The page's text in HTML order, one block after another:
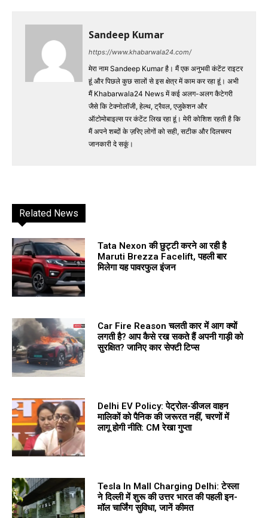
Sandeep Kumar
https://www.khabarwala24.com/
मेरा नाम Sandeep Kumar है। मैं एक अनुभवी कंटेंट राइटर
हूं और पिछले कुछ सालों से इस क्षेत्र में काम कर रहा हूं। अभी
मैं Khabarwala24 News में कई अलग-अलग कैटेगरी
जैसे कि टेक्नोलॉजी, हेल्थ, ट्रैवल, एजुकेशन और
ऑटोमोबाइल्स पर कंटेंट लिख रहा हूं। मेरी कोशिश रहती है कि
मैं अपने शब्दों के ज़रिए लोगों को सही, सटीक और दिलचस्प
जानकारी दे सकूं।
Related News
Tata Nexon की छुट्टी करने आ रही है
Maruti Brezza Facelift, पहली बार
मिलेगा यह पावरफुल इंजन
Car Fire Reason चलती कार में आग क्यों
लगती है? आप कैसे रख सकते हैं अपनी गाड़ी को
सुरक्षित? जानिए कार सेफ्टी टिप्स
Delhi EV Policy: पेट्रोल-डीजल वाहन
मालिकों को पैनिक की जरूरत नहीं, चरणों में
लागू होगी नीति: CM रेखा गुप्ता
Tesla In Mall Charging Delhi: टेस्ला
ने दिल्ली में शुरू की उत्तर भारत की पहली इन-
मॉल चार्जिंग सुविधा, जानें कीमत